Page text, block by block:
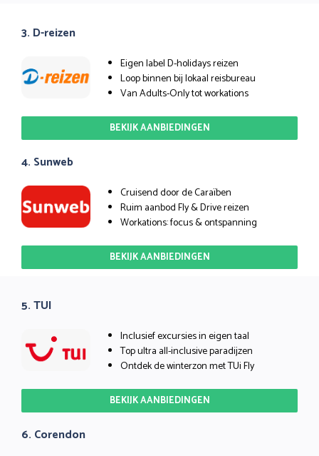
3. D-reizen
Eigen label D-holidays reizen
Loop binnen bij lokaal reisbureau
Van Adults-Only tot workations
BEKIJK AANBIEDINGEN
4. Sunweb
Cruisend door de Caraïben
Ruim aanbod Fly & Drive reizen
Workations: focus & ontspanning
BEKIJK AANBIEDINGEN
5. TUI
Inclusief excursies in eigen taal
Top ultra all-inclusive paradijzen
Ontdek de winterzon met TUi Fly
BEKIJK AANBIEDINGEN
6. Corendon